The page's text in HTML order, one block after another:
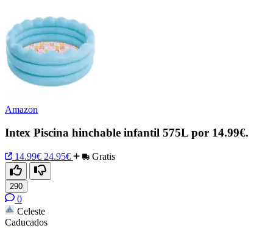
Amazon
Intex Piscina hinchable infantil 575L por 14.99€.
14.99€ 24.95€ Gratis
290
0
Celeste
Caducados